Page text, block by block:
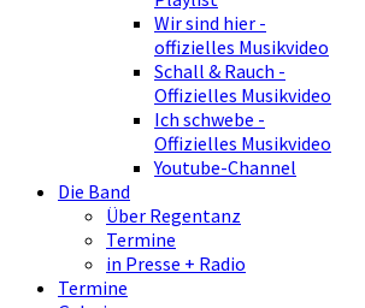
Wir sind hier -
offizielles Musikvideo
Schall & Rauch -
Offizielles Musikvideo
Ich schwebe -
Offizielles Musikvideo
Youtube-Channel
Die Band
Über Regentanz
Termine
in Presse + Radio
Termine